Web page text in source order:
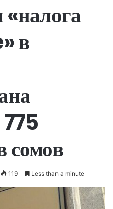
в
775
сомов
119 Less than a minute